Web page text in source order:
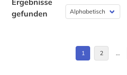
altuigurisch (1)
China (13)
Deutschland (61)
Ergebnisse
gefunden
1 2 …